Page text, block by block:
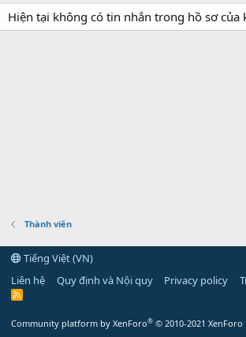
Hiện tại không có tin nhắn trong hồ sơ của
Thành viên
Tiếng Việt (VN)
Liên hệ
Quy định và Nội quy Privacy policy
R
Community platform by XenForo® © 2010-2021 XenForo